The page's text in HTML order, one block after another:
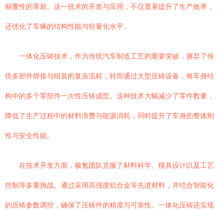
颠覆性的革新。这一技术的开发与应用，不仅显著提升了生产效率，
还优化了车辆的结构性能与轻量化水平。
一体化压铸技术，作为传统汽车制造工艺的重要突破，摒弃了传
统多部件焊接与组装的复杂流程，转而通过大型压铸设备，将车身结
构中的多个零部件一次性压铸成型。这种技术大幅减少了零件数量，
降低了生产过程中的材料浪费与能源消耗，同时提升了车身的整体刚
性与安全性能。
在技术开发方面，极氪团队克服了材料科学、模具设计以及工艺
控制等多重挑战。通过采用高强度铝合金等先进材料，并结合智能化
的压铸参数调控，确保了压铸件的精度与可靠性。一体化压铸还实现